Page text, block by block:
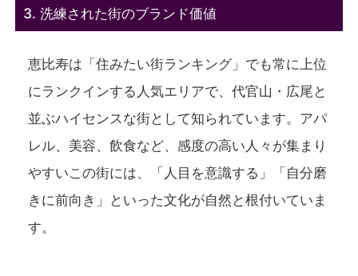
3. 洗練された街のブランド価値
恵比寿は「住みたい街ランキング」でも常に上位
にランクインする人気エリアで、代官山・広尾と
並ぶハイセンスな街として知られています。アパ
レル、美容、飲食など、感度の高い人々が集まり
やすいこの街には、「人目を意識する」「自分磨
きに前向き」といった文化が自然と根付いていま
す。